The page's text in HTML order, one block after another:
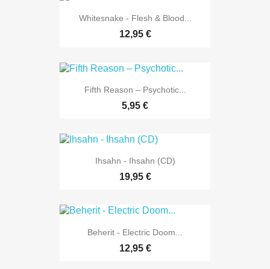
Whitesnake - Flesh & Blood...
12,95 €
Fifth Reason ‎– Psychotic...
5,95 €
Ihsahn - Ihsahn (CD)
19,95 €
Beherit - Electric Doom...
12,95 €